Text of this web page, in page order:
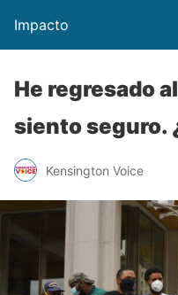
Impacto
He regresado
siento seguro.
Kensington Voice